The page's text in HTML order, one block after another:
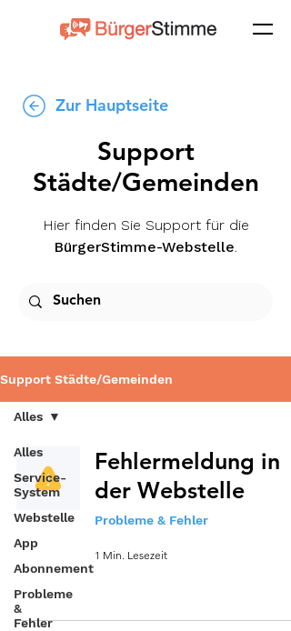
Zur Hauptseite
Support
Städte/Gemeinden
Hier finden Sie Support für die
BürgerStimme-Webstelle.
Support Städte/Gemeinden
Alles
Service-
System
Webstelle
App
Abonnement
Probleme
&
Fehler
Alles
Fehlermeldung in
der Webstelle
Probleme & Fehler
1 Min. Lesezeit